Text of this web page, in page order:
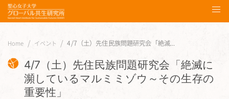
Home イベント 4/7（土）先住民族問題研究会「絶滅...
4/7（土）先住民族問題研究会「絶滅に
瀕しているマルミミゾウ～その生存の
重要性」